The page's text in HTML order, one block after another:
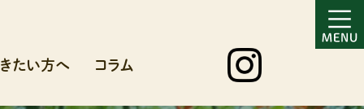
たい方へ コラム